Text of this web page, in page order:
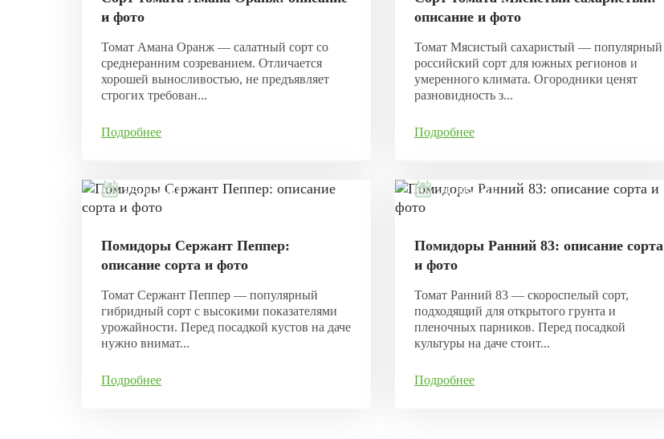
и фото
Томат Амана Оранж — салатный сорт со
среднеранним созреванием. Отличается
хорошей выносливостью, не предъявляет
строгих требован...
Подробнее
описание и фото
Томат Мясистый сахаристый — популярный
российский сорт для южных регионов и
умеренного климата. Огородники ценят
разновидность з...
Подробнее
04.11.2021
Помидоры Сержант Пеппер:
описание сорта и фото
Томат Сержант Пеппер — популярный
гибридный сорт с высокими показателями
урожайности. Перед посадкой кустов на даче
нужно внимат...
Подробнее
31.10.2021
Помидоры Ранний 83: описание сорта
и фото
Томат Ранний 83 — скороспелый сорт,
подходящий для открытого грунта и
пленочных парников. Перед посадкой
культуры на даче стоит...
Подробнее